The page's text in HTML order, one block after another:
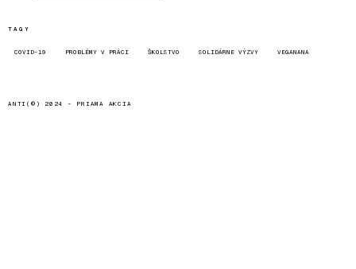
TAGY
COVID-19 PROBLÉMY V PRÁCI ŠKOLSTVO SOLIDÁRNE VÝZVY VEGANANA
ANTI(©) 2024 - PRIAMA AKCIA